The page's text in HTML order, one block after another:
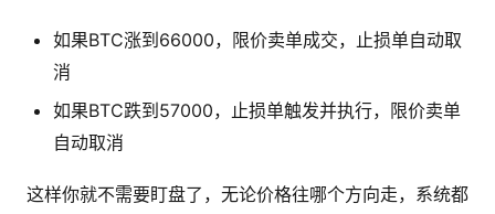
如果BTC涨到66000，限价卖单成交，止损单自动取
消
如果BTC跌到57000，止损单触发并执行，限价卖单
自动取消
这样你就不需要盯盘了，无论价格往哪个方向走，系统都